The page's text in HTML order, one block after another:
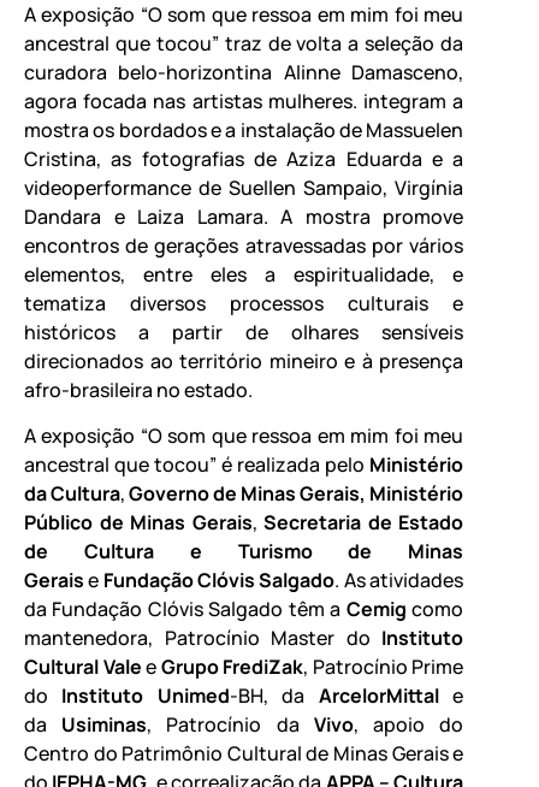
A exposição “O som que ressoa em mim foi meu
ancestral que tocou” traz de volta a seleção da
curadora belo-horizontina Alinne Damasceno,
agora focada nas artistas mulheres. integram a
mostra os bordados e a instalação de Massuelen
Cristina, as fotografias de Aziza Eduarda e a
videoperformance de Suellen Sampaio, Virgínia
Dandara e Laiza Lamara. A mostra promove
encontros de gerações atravessadas por vários
elementos, entre eles a espiritualidade, e
tematiza diversos processos culturais e
históricos a partir de olhares sensíveis
direcionados ao território mineiro e à presença
afro-brasileira no estado.
A exposição “O som que ressoa em mim foi meu
ancestral que tocou” é realizada pelo Ministério
da Cultura,Governo de Minas Gerais, Ministério
Público de Minas Gerais, Secretaria de Estado
de Cultura e Turismo de Minas
Geraise Fundação Clóvis Salgado. As atividades
da Fundação Clóvis Salgado têm a Cemig como
mantenedora, Patrocínio Master do Instituto
Cultural ValeeGrupo FrediZak, Patrocínio Prime
do Instituto Unimed-BH, da ArcelorMittale
da Usiminas, Patrocínio da Vivo, apoio do
Centro do Patrimônio Cultural de Minas Gerais e